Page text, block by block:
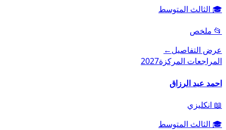
🎓 الثالث المتوسط
📂 ملخص
عرض التفاصيل←
المراجعات المركزة2027
احمد عبد الرزاق
📖 انكليزي
🎓 الثالث المتوسط